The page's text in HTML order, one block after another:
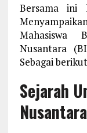
Bersama ini
Mahasiswa
Nusantara
Sebagai
Sejarah
Nusantara